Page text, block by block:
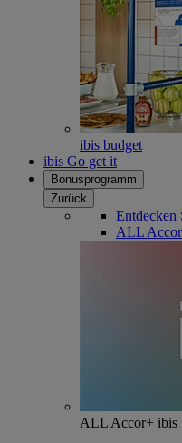
ibis budget
ibis Go get it
Bonusprogramm
Zurück
Entdecken
ALL
ALL Accor+ ibis